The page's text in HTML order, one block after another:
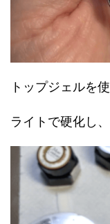
トップジェルを
ライトで硬化し